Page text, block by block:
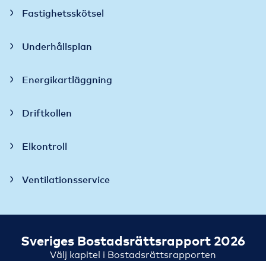
Fastighetsskötsel
Underhållsplan
Energikartläggning
Driftkollen
Elkontroll
Ventilationsservice
Sveriges Bostadsrättsrapport 2026
Välj kapitel i Bostadsrättsrapporten